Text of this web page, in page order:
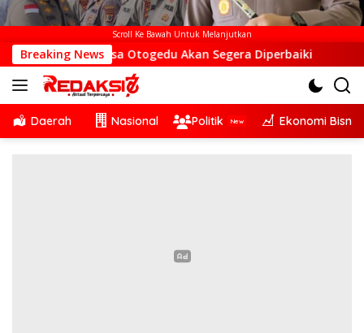
Scroll Ke Bawah Untuk Melanjutkan
Breaking News
di Desa Otogedu Akan Segera Diperbaiki Sinergi
Daerah Nasional Politik Ekonomi Bisnis